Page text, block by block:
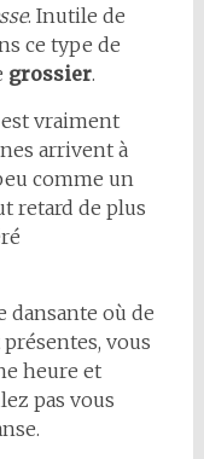
. Inutile de
ce type de
grossier.
vraiment
arrivent à
comme un
retard de plus
dansante où de
vous
heure et
pas vous